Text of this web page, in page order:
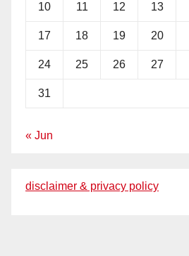
10 11 12 13
17 18 19 20
24 25 26 27
31
« Jun
disclaimer & privacy policy